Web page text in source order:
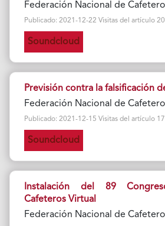
Federación Nacional de
Publicado: 2021-12-22 Visitas del artículo 20
Soundcloud
Previsión contra la falsificación
Federación Nacional de
Publicado: 2021-12-15 Visitas del artículo 17
Soundcloud
Instalación del 89
Cafeteros Virtual
Federación Nacional de